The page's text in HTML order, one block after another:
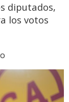
diputados,
los votos